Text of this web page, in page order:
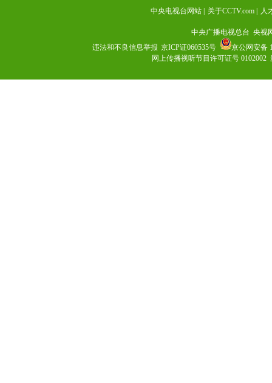
中央电视台网站 关于CCTV.com 人
中央广播电视总台 央视
违法和不良信息举报 京ICP证060535号
京公网安备
网上传播视听节目许可证号 0102002